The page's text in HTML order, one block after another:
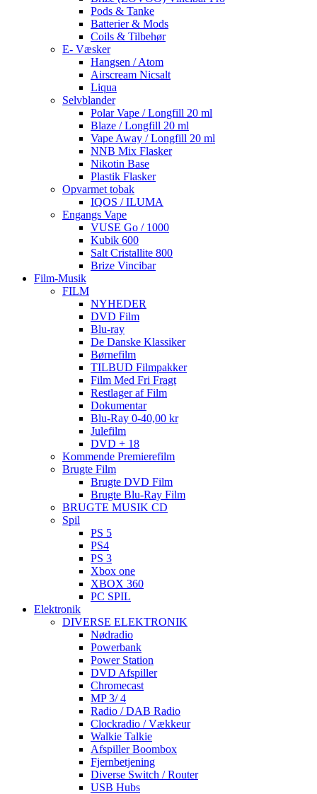
Pods & Tanke
Batterier & Mods
Coils & Tilbehør
E- Væsker
Hangsen / Atom
Airscream Nicsalt
Liqua
Selvblander
Polar Vape / Longfill 20 ml
Blaze / Longfill 20 ml
Vape Away / Longfill 20 ml
NNB Mix Flasker
Nikotin Base
Plastik Flasker
Opvarmet tobak
IQOS / ILUMA
Engangs Vape
VUSE Go / 1000
Kubik 600
Salt Cristallite 800
Brize Vincibar
Film-Musik
FILM
NYHEDER
DVD Film
Blu-ray
De Danske Klassiker
Børnefilm
TILBUD Filmpakker
Film Med Fri Fragt
Restlager af Film
Dokumentar
Blu-Ray 0-40,00 kr
Julefilm
DVD + 18
Kommende Premierefilm
Brugte Film
Brugte DVD Film
Brugte Blu-Ray Film
BRUGTE MUSIK CD
Spil
PS 5
PS4
PS 3
Xbox one
XBOX 360
PC SPIL
Elektronik
DIVERSE ELEKTRONIK
Nødradio
Powerbank
Power Station
DVD Afspiller
Chromecast
MP 3/ 4
Radio / DAB Radio
Clockradio / Vækkeur
Walkie Talkie
Afspiller Boombox
Fjernbetjening
Diverse Switch / Router
USB Hubs